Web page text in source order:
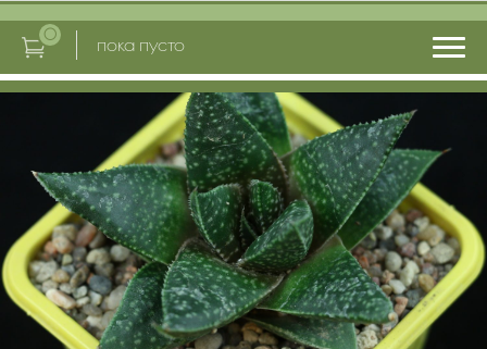
0 пока пусто
Главная
Услуги
Портфолио
Цены